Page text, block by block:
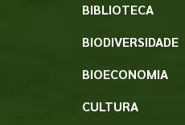
BIBLIOTECA
BIODIVERSIDADE
BIOECONOMIA
CULTURA